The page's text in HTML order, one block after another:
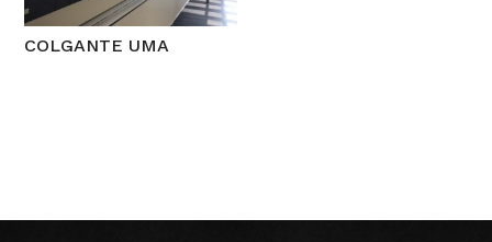
COLGANTE UMA